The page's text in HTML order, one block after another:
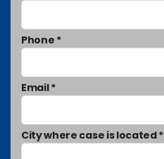
Phone *
Email *
City where case is located *